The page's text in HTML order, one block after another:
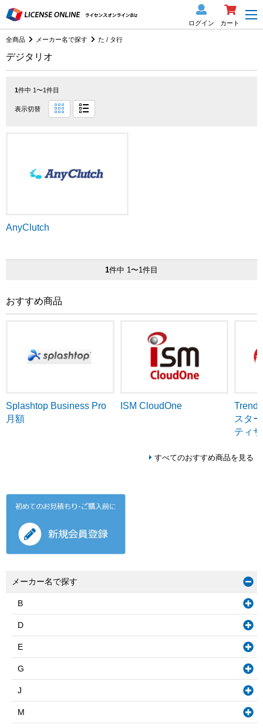
ログイン カート
全商品 メーカー名で探す た / タ行
デジタリオ
1件中 1〜1件目
表示切替
AnyClutch
1件中 1〜1件目
おすすめ商品
Splashtop Business Pro
月額
ISM CloudOne
Trend
スタ
ティ
すべてのおすすめ商品を見る
メーカー名で探す
B
D
E
G
J
M